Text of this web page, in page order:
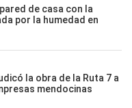
de casa con la
por la humedad en
la obra de la Ruta 7 a
mendocinas